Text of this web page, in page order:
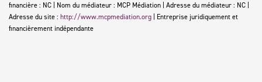
financière : NC | Nom du médiateur : MCP Médiation | Adresse du médiateur : NC |
Adresse du site : http://www.mcpmediation.org
Entreprise juridiquement et
financièrement indépendante